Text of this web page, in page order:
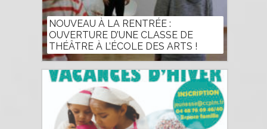
NOUVEAU À LA RENTRÉE :
OUVERTURE D’UNE CLASSE DE
THÉÂTRE À L’ÉCOLE DES ARTS !